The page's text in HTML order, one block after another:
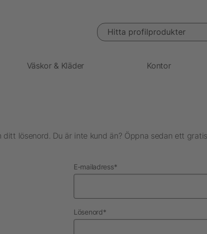
Hitta profilprodukter
Väskor & Kläder Kontor
lösenord. Du är inte kund än? Öppna sedan ett
E-mailadressnödvändig
*
Lösenordnödvändig
*